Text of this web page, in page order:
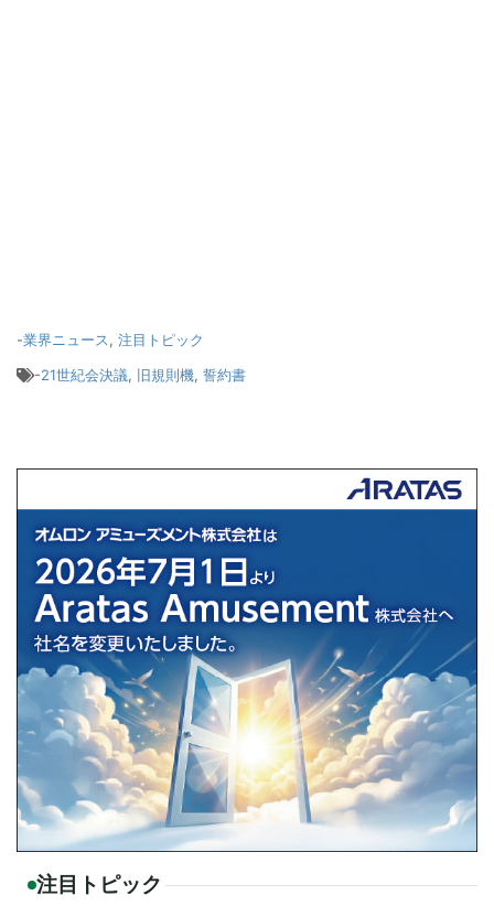
-業界ニュース, 注目トピック
-21世紀会決議, 旧規則機, 誓約書
注目トピック